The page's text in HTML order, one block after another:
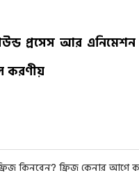
প্রসেস আর
করণীয়
কিনবেন? ফ্রিজ কেনার আগে